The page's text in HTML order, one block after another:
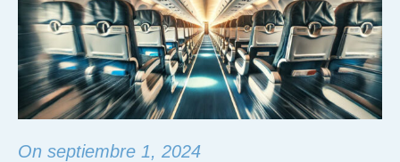
On septiembre 1, 2024